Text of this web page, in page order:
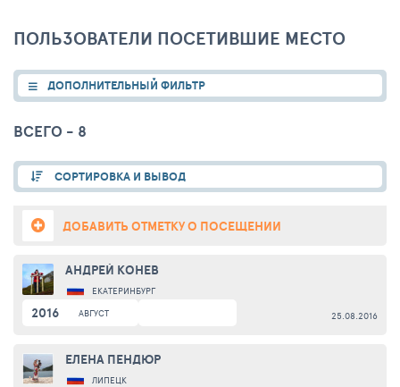
ПОЛЬЗОВАТЕЛИ ПОСЕТИВШИЕ МЕСТО
ДОПОЛНИТЕЛЬНЫЙ ФИЛЬТР
ВСЕГО - 8
СОРТИРОВКА И ВЫВОД
ДОБАВИТЬ ОТМЕТКУ О ПОСЕЩЕНИИ
АНДРЕЙ КОНЕВ
ЕКАТЕРИНБУРГ
2016 АВГУСТ 25.08.2016
ЕЛЕНА ПЕНДЮР
ЛИПЕЦК